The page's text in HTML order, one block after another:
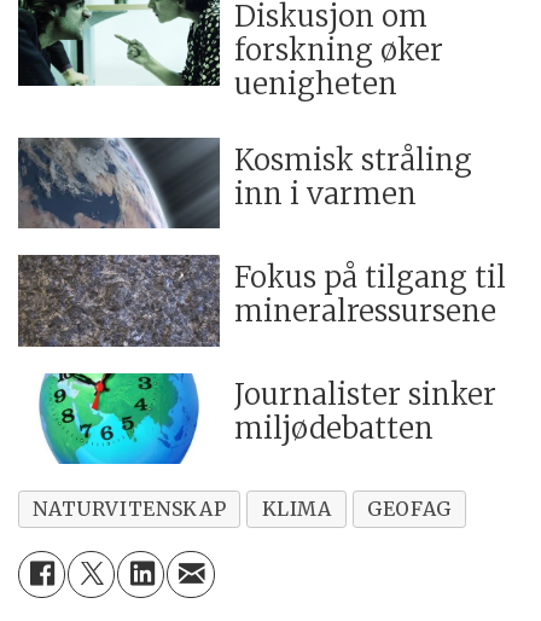
Diskusjon om
forskning øker
uenigheten
Kosmisk stråling
inn i varmen
Fokus på tilgang til
mineralressursene
Journalister sinker
miljødebatten
NATURVITENSKAP KLIMA GEOFAG